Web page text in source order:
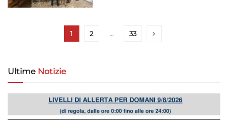
1 2 … 33
Ultime Notizie